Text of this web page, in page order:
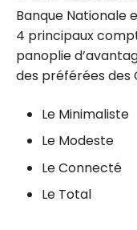
Banque
Scotia
Banque Nationale
4 principaux
panoplie
des préférées des
Le Minimaliste
Le Modeste
Le Connecté
Le Total